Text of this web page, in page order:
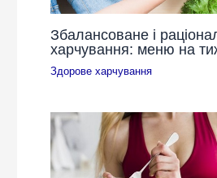
Збалансоване і
харчування: меню на
Здорове харчування